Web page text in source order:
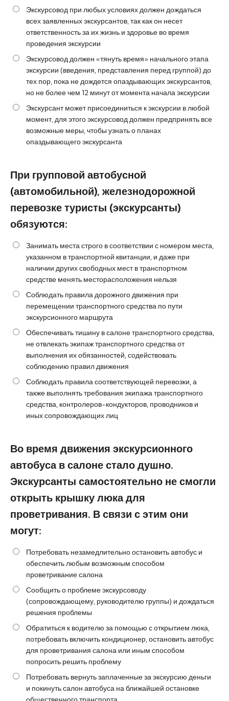
Экскурсовод при любых условиях должен дождаться
всех заявленных экскурсантов, так как он несет
ответственность за их жизнь и здоровье во время
проведения экскурсии
Экскурсовод должен «тянуть время» начального этапа
экскурсии (введения, представления перед группой) до
тех пор, пока не дождется опаздывающих экскурсантов,
но не более чем 12 минут от момента начала экскурсии
Экскурсант может присоединиться к экскурсии в любой
момент, для этого экскурсовод должен предпринять все
возможные меры, чтобы узнать о планах
опаздывающего экскурсанта
При групповой автобусной
(автомобильной), железнодорожной
перевозке туристы (экскурсанты)
обязуются:
Занимать места строго в соответствии с номером места,
указанном в транспортной квитанции, и даже при
наличии других свободных мест в транспортном
средстве менять месторасположения нельзя
Соблюдать правила дорожного движения при
перемещении транспортного средства по пути
экскурсионного маршрута
Обеспечивать тишину в салоне транспортного средства,
не отвлекать экипаж транспортного средства от
выполнения их обязанностей, содействовать
соблюдению правил движения
Соблюдать правила соответствующей перевозки, а
также выполнять требования экипажа транспортного
средства, контролеров-кондукторов, проводников и
иных сопровождающих лиц
Во время движения экскурсионного
автобуса в салоне стало душно.
Экскурсанты самостоятельно не смогли
открыть крышку люка для
проветривания. В связи с этим они
могут:
Потребовать незамедлительно остановить автобус и
обеспечить любым возможным способом
проветривание салона
Сообщить о проблеме экскурсоводу
(сопровождающему, руководителю группы) и дождаться
решения проблемы
Обратиться к водителю за помощью с открытием люка,
потребовать включить кондиционер, остановить автобус
для проветривания салона или иным способом
попросить решить проблему
Потребовать вернуть заплаченные за экскурсию деньги
и покинуть салон автобуса на ближайшей остановке